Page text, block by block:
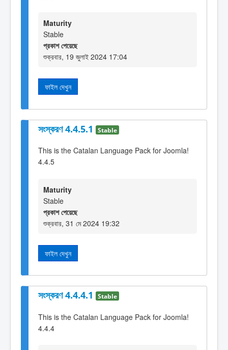
Maturity
Stable
প্রকাশ পেয়েছে
শুক্রবার, 19 জুলাই 2024 17:04
ফাইল দেখুন
সংস্করণ 4.4.5.1 Stable
This is the Catalan Language Pack for Joomla!
4.4.5
Maturity
Stable
প্রকাশ পেয়েছে
শুক্রবার, 31 মে 2024 19:32
ফাইল দেখুন
সংস্করণ 4.4.4.1 Stable
This is the Catalan Language Pack for Joomla!
4.4.4